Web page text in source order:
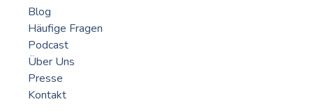
Blog
Häufige Fragen
Podcast
Über Uns
Presse
Kontakt